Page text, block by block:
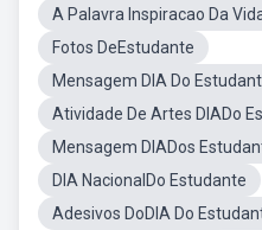
A Palavra Inspiracao Da
Fotos DeEstudante
Mensagem DIA Do
Atividade De Artes DIADo
Mensagem DIADos
DIA NacionalDo Estudante
Adesivos DoDIA Do